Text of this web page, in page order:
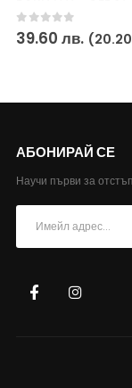
0 out of 5
39.60лв. (20.20
АБОНИРАЙ СЕ
Научи първи за